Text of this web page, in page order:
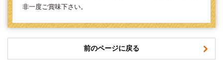
非一度ご賞味下さい。
前のページに戻る